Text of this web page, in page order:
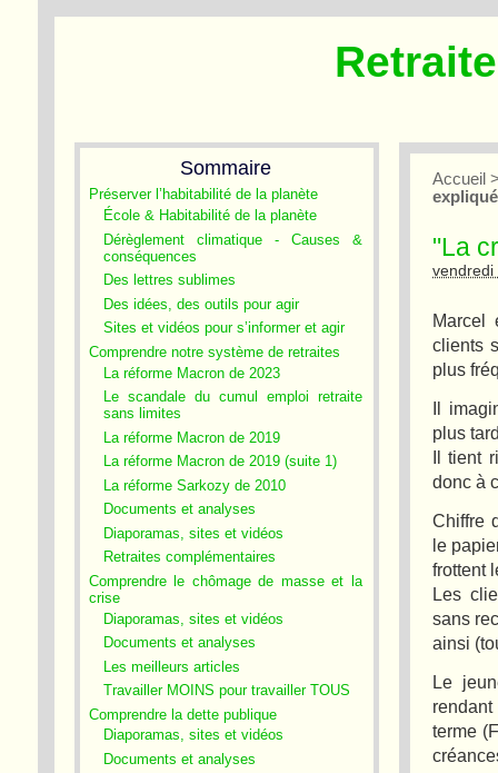
Sommaire
Préserver l’habitabilité de la planète
École & Habitabilité de la planète
Dérèglement climatique - Causes &
conséquences
Des lettres sublimes
Des idées, des outils pour agir
Sites et vidéos pour s’informer et agir
Comprendre notre système de retraites
La réforme Macron de 2023
Le scandale du cumul emploi retraite
sans limites
La réforme Macron de 2019
La réforme Macron de 2019 (suite 1)
La réforme Sarkozy de 2010
Documents et analyses
Diaporamas, sites et vidéos
Retraites complémentaires
Comprendre le chômage de masse et la
crise
Diaporamas, sites et vidéos
Documents et analyses
Les meilleurs articles
Travailler MOINS pour travailler TOUS
Comprendre la dette publique
Diaporamas, sites et vidéos
Documents et analyses
Accueil
"La
vendredi
Marcel
clients
plus
Il
plus
Il tient
donc à
Chiffre
le
frottent
Les
sans
ainsi
Le
terme